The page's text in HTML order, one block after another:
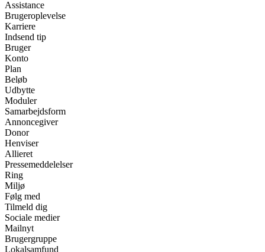
Assistance
Brugeroplevelse
Karriere
Indsend tip
Bruger
Konto
Plan
Beløb
Udbytte
Moduler
Samarbejdsform
Annoncegiver
Donor
Henviser
Allieret
Pressemeddelelser
Ring
Miljø
Følg med
Tilmeld dig
Sociale medier
Mailnyt
Brugergruppe
Lokalsamfund